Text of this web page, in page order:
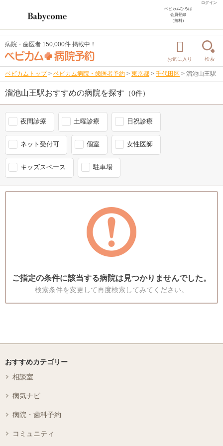
ログイン
ベビカムひろば
会員登録
（無料）
病院・歯医者 150,000件 掲載中！
お気に入り 検索
ベビカムトップ > ベビカム病院・歯医者予約 > 東京都 > 千代田区 > 溜池山王駅
溜池山王駅おすすめの病院を探す （0件）
夜間診療 土曜診療 日祝診療
ネット受付可 個室 女性医師
キッズスペース 駐車場
ご指定の条件に該当する病院は見つかりませんでした。
検索条件を変更して再度検索してみてください。
おすすめカテゴリー
相談室
病気ナビ
病院・歯科予約
コミュニティ